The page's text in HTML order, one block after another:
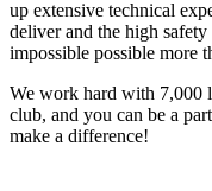
up extensive technical
deliver and the high safety
impossible possible more
We work hard with 7,000
club, and you can be a
make a difference!